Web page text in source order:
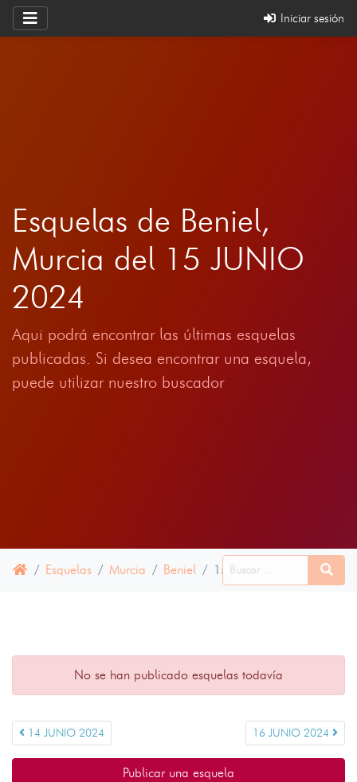
Iniciar sesión
Esquelas de Beniel,
Murcia del 15 JUNIO
2024
Aqui podrá encontrar las últimas esquelas
publicadas. Si desea encontrar una esquela,
puede utilizar nuestro buscador
Esquelas Murcia Beniel 15 JUNIO 2024
No se han publicado esquelas todavía
14 JUNIO 2024 16 JUNIO 2024
Publicar una esquela